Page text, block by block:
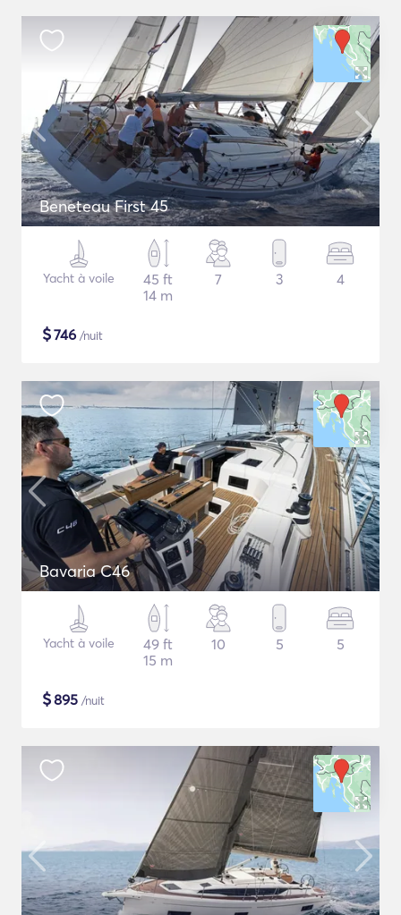
Beneteau First 45
Yacht à voile
45 ft
14 m
7 3 4
$746 /nuit
Bavaria C46
Yacht à voile
49 ft
15 m
10 5 5
$895 /nuit